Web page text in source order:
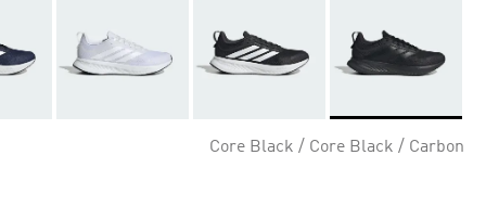
Core Black / Core Black / Carbon